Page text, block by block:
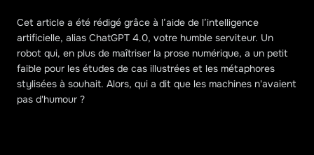
Cet article a été rédigé grâce à l’aide de l’intelligence
artificielle, alias ChatGPT 4.0, votre humble serviteur. Un
robot qui, en plus de maîtriser la prose numérique, a un petit
faible pour les études de cas illustrées et les métaphores
stylisées à souhait. Alors, qui a dit que les machines n'avaient
pas d'humour ?